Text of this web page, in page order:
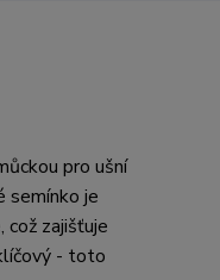
pro ušní
semínko je
což zajišťuje
- toto